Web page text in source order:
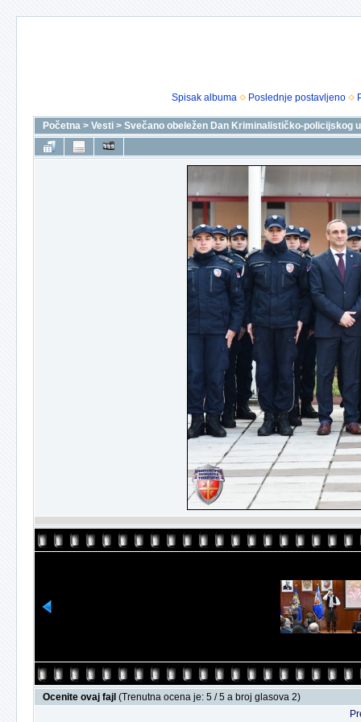
Spisak albuma Poslednje postavljeno
Početna > Vesti > Svečano obeležen Dan Kriminalističko-policijskog
Ocenite ovaj fajl (Trenutna ocena je: 5 / 5 a broj glasova 2)